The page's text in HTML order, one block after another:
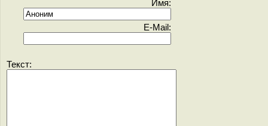
Имя:
E-Mail:
Текст: